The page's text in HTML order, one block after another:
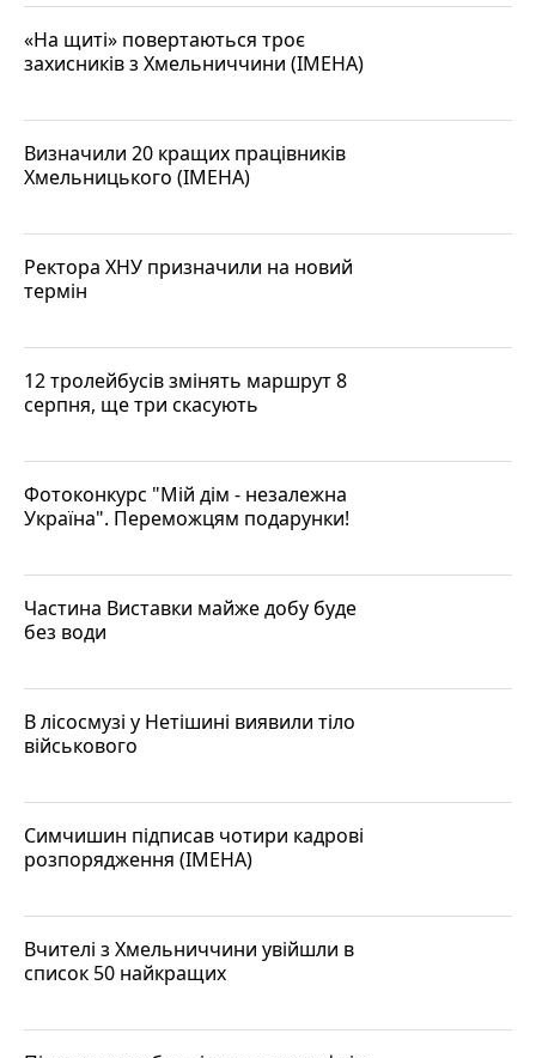
«На щиті» повертаються троє
захисників з Хмельниччини (ІМЕНА)
Визначили 20 кращих працівників
Хмельницького (ІМЕНА)
Ректора ХНУ призначили на новий
термін
12 тролейбусів змінять маршрут 8
серпня, ще три скасують
Фотоконкурс "Мій дім - незалежна
Україна". Переможцям подарунки!
Частина Виставки майже добу буде
без води
В лісосмузі у Нетішині виявили тіло
військового
Симчишин підписав чотири кадрові
розпорядження (ІМЕНА)
Вчителі з Хмельниччини увійшли в
список 50 найкращих